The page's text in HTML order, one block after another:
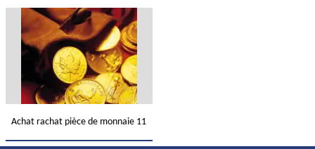
Achat rachat pièce de monnaie 11